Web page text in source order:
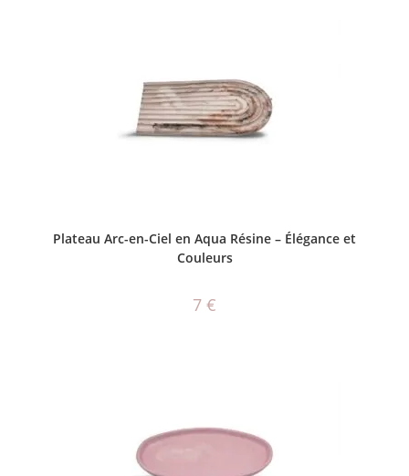
Plateau Arc-en-Ciel en Aqua Résine – Élégance et
Couleurs
7 €